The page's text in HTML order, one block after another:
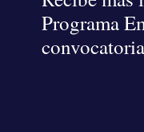
Programa